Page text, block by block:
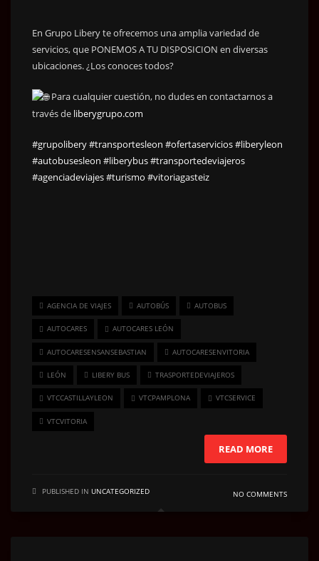
En Grupo Libery te ofrecemos una amplia variedad de
servicios, que PONEMOS A TU DISPOSICION en diversas
ubicaciones. ¿Los conoces todos?
Para cualquier cuestión, no dudes en contactarnos a
través de liberygrupo.com
#grupolibery#transportesleon #ofertaservicios#liberyleon
#autobusesleon #liberybus#transportedeviajeros
#agenciadeviajes#turismo #vitoriagasteiz
AGENCIA DE VIAJES AUTOBÚS AUTOBUS
AUTOCARES AUTOCARES LEÓN
AUTOCARESENSANSEBASTIAN AUTOCARESENVITORIA
LEÓN LIBERY BUS TRASPORTEDEVIAJEROS
VTCCASTILLAYLEON VTCPAMPLONA VTCSERVICE
VTCVITORIA
READ MORE
PUBLISHED IN UNCATEGORIZED NO COMMENTS